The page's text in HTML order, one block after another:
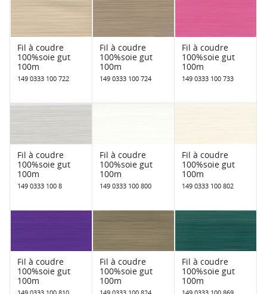
Fil à coudre
100%soie gut
100m
149 0333 100 722
Fil à coudre
100%soie gut
100m
149 0333 100 724
Fil à coudre
100%soie gut
100m
149 0333 100 733
Fil à coudre
100%soie gut
100m
149 0333 100 8
Fil à coudre
100%soie gut
100m
149 0333 100 800
Fil à coudre
100%soie gut
100m
149 0333 100 802
Fil à coudre
100%soie gut
100m
Fil à coudre
100%soie gut
100m
Fil à coudre
100%soie gut
100m